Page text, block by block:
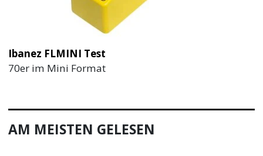
Ibanez FLMINI Test
70er im Mini Format
AM MEISTEN GELESEN